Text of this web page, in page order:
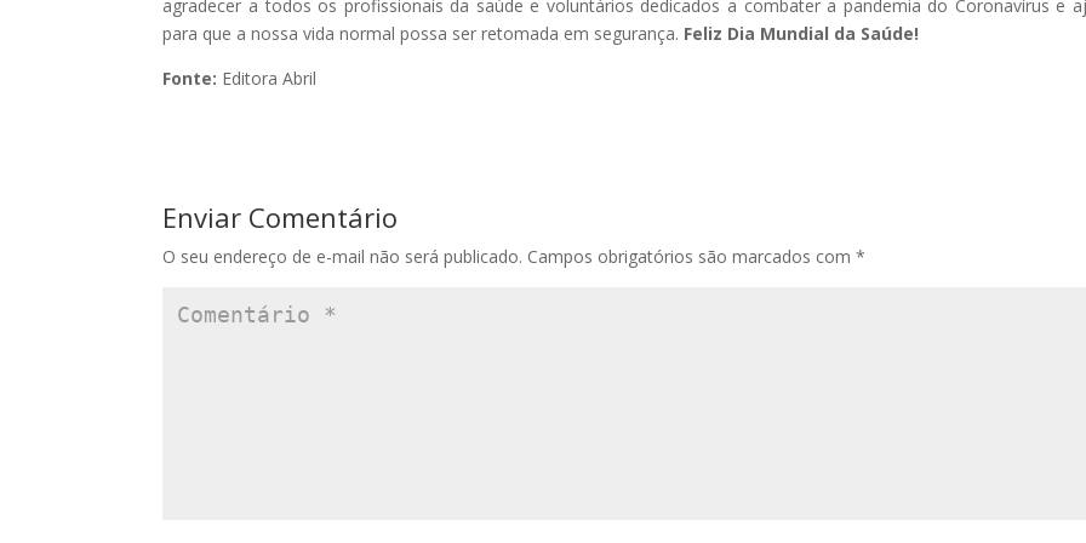
agradecer a todos os profissionais da saúde e voluntários dedicados a combater a pandemia do Coronavírus e
para que a nossa vida normal possa ser retomada em segurança. Feliz Dia Mundial da Saúde!
Fonte: Editora Abril
Enviar Comentário
O seu endereço de e-mail não será publicado. Campos obrigatórios são marcados com*